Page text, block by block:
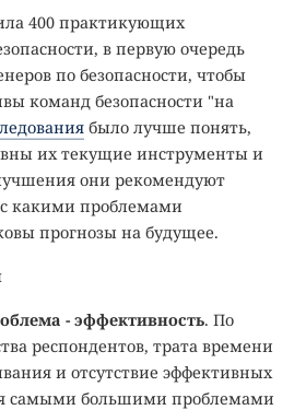
400 практикующих
в первую очередь
по безопасности, чтобы
команд безопасности "на
было лучше понять,
их текущие инструменты и
они рекомендуют
какими проблемами
прогнозы на будущее.
- эффективность. По
респондентов, трата времени
и отсутствие эффективных
самыми большими проблемами